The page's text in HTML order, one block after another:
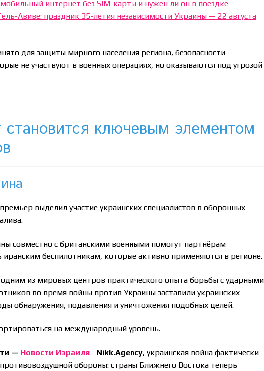
интернет без SIM-карты и нужен ли он в поездке
Авиве: праздник 35-летия независимости Украины — 22 августа
для защиты мирного населения региона, безопасности
не участвуют в военных операциях, но оказываются под угрозой
ключевым элементом
выделил участие украинских специалистов в оборонных
совместно с британскими военными помогут партнёрам
беспилотникам, которые активно применяются в регионе.
одним из мировых центров практического опыта борьбы с ударными
во время войны против Украины заставили украинских
обнаружения, подавления и уничтожения подобных целей.
на международный уровень.
— Новости Израиля | Nikk.Agency, украинская война фактически
обороны: страны Ближнего Востока теперь